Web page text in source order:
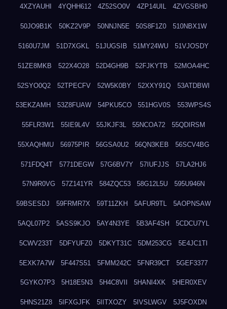
4XZYAUHI 4YQHH612 4Z52SO0V 4ZP14UIL 4ZVGSBH0
50JO9B1K 50KZ2V9P 50NNJN5E 50S8F1Z0 510NBX1W
5160U7JM 51D7XGKL 51JUGSIB 51MY24WU 51VJOSDY
51ZE8MKB 522X4O28 52D4GH9B 52FJKYTB 52MOA4HC
52SYO0Q2 52TPECFV 52W5K0BY 52XXY91Q 53ATDBWI
53EKZAMH 53Z8FUAW 54PKU5CO 551HGV0S 553WPS4S
55FLR3W1 55IE9L4V 55JKJF3L 55NCOA72 55QDIRSM
55XAQHMU 56975PIR 56GSA0U2 56QN3KEB 56SCV4BG
571FDQ4T 5771DEGW 57G6BV7Y 57IUFJJS 57LA2HJ6
57N9R0VG 57Z141YR 584ZQC53 58G12L5U 595U946N
59BSESDJ 59FRMR7X 59T11ZKH 5AFUR9TL 5AOPNSAW
5AQL07P2 5ASS9KJO 5AY4N3YE 5B3AF4SH 5CDCU7YL
5CWV233T 5DFYUFZ0 5DKYT31C 5DM253CG 5E4JC1TI
5EXK7A7W 5F447S51 5FMM242C 5FNR39CT 5GEF3377
5GYKO7P3 5H18E5N3 5H4C8VII 5HANI4XK 5HER0XEV
5HNS21Z8 5IFXGJFK 5IITXOZY 5IVSLWGV 5J5FOXDN